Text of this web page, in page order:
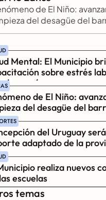
de El Niño:
del desagüe del
Mental: El Municipio
sobre estrés
de El Niño:
del desagüe del
del Uruguay
adaptado de la
realiza nuevos
escuelas
temas